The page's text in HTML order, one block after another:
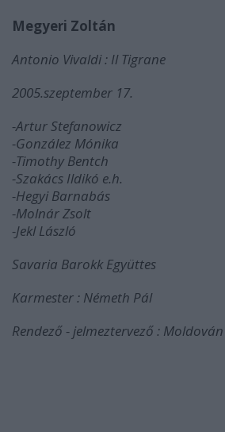
Megyeri Zoltán
Antonio Vivaldi : Il Tigrane
2005.szeptember 17.
-Artur Stefanowicz
-González Mónika
-Timothy Bentch
-Szakács Ildikó e.h.
-Hegyi Barnabás
-Molnár Zsolt
-Jekl László
Savaria Barokk Együttes
Karmester : Németh Pál
Rendező - jelmeztervező :